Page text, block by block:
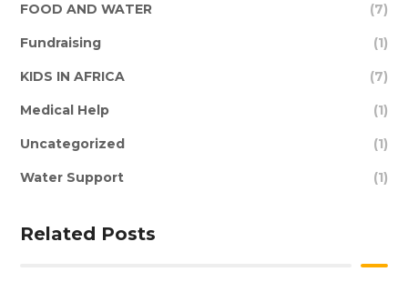
FOOD AND WATER (7)
Fundraising (1)
KIDS IN AFRICA (7)
Medical Help (1)
Uncategorized (1)
Water Support (1)
Related Posts